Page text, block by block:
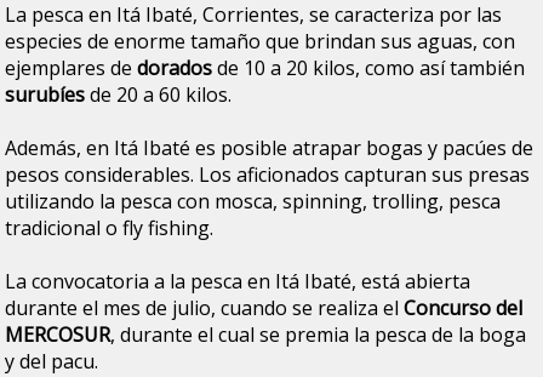
La pesca en Itá Ibaté, Corrientes, se caracteriza por las
especies de enorme tamaño que brindan sus aguas, con
ejemplares dedoradosde 10 a 20 kilos, como así también
surubíesde 20 a 60 kilos.
Además, en Itá Ibaté es posible atrapar bogas y pacúes de
pesos considerables. Los aficionados capturan sus presas
utilizando la pesca con mosca, spinning, trolling, pesca
tradicional o fly fishing.
La convocatoria a la pesca en Itá Ibaté, está abierta
durante el mes de julio, cuando se realiza elConcurso del
MERCOSUR, durante el cual se premia la pesca de la boga
y del pacu.